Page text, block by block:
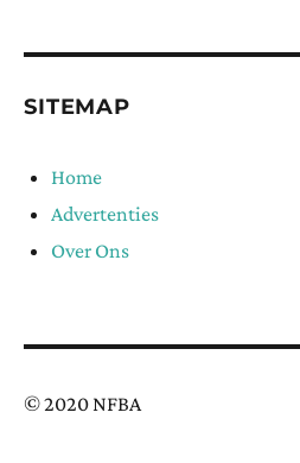
SITEMAP
Home
Advertenties
Over Ons
© 2020 NFBA